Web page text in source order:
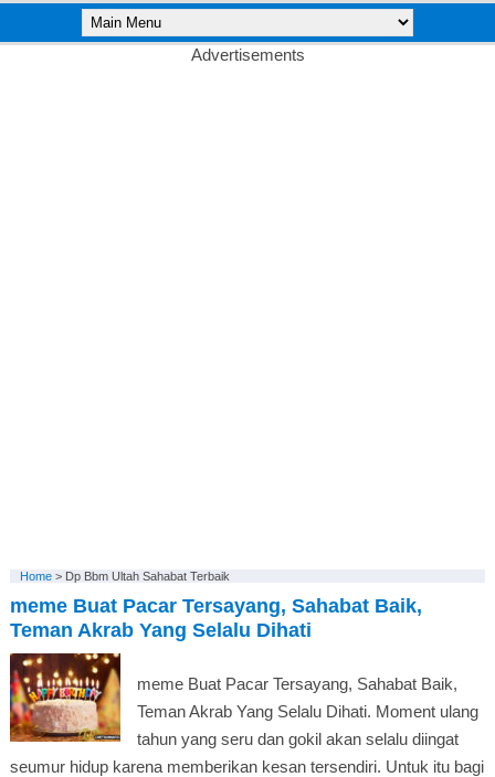
Advertisements
Home> Dp Bbm Ultah Sahabat Terbaik
meme Buat Pacar Tersayang, Sahabat Baik,
Teman Akrab Yang Selalu Dihati
meme Buat Pacar Tersayang, Sahabat Baik,
Teman Akrab Yang Selalu Dihati. Moment ulang
tahun yang seru dan gokil akan selalu diingat
seumur hidup karena memberikan kesan tersendiri. Untuk itu bagi